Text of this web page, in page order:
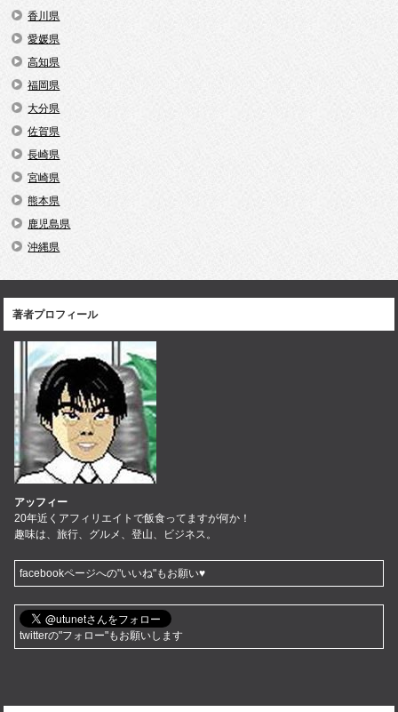
香川県
愛媛県
高知県
福岡県
大分県
佐賀県
長崎県
宮崎県
熊本県
鹿児島県
沖縄県
著者プロフィール
アッフィー
20年近くアフィリエイトで飯食ってますが何か！
趣味は、旅行、グルメ、登山、ビジネス。
facebookページへの"いいね"もお願い♥
twitterの"フォロー"もお願いします